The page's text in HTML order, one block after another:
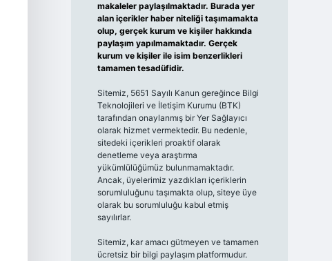
makaleler paylaşılmaktadır. Burada yer
alan içerikler haber niteliği taşımamakta
olup, gerçek kurum ve kişiler hakkında
paylaşım yapılmamaktadır. Gerçek
kurum ve kişiler ile isim benzerlikleri
tamamen tesadüfidir.
Sitemiz, 5651 Sayılı Kanun gereğince Bilgi
Teknolojileri ve İletişim Kurumu (BTK)
tarafından onaylanmış bir Yer Sağlayıcı
olarak hizmet vermektedir. Bu nedenle,
sitedeki içerikleri proaktif olarak
denetleme veya araştırma
yükümlülüğümüz bulunmamaktadır.
Ancak, üyelerimiz yazdıkları içeriklerin
sorumluluğunu taşımakta olup, siteye üye
olarak bu sorumluluğu kabul etmiş
sayılırlar.
Sitemiz, kar amacı gütmeyen ve tamamen
ücretsiz bir bilgi paylaşım platformudur.